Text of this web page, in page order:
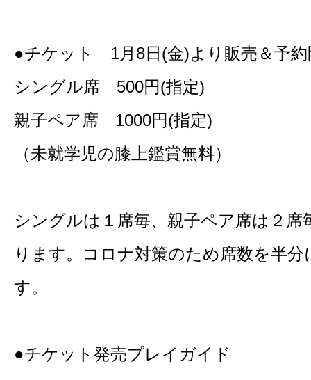
●チケット 1月8日(金)より販売＆予約
シングル席 500円(指定)
親子ペア席 1000円(指定)
（未就学児の膝上鑑賞無料）
シングルは１席毎、親子ペア席は２席
ります。コロナ対策のため席数を半
す。
●チケット発売プレイガイド